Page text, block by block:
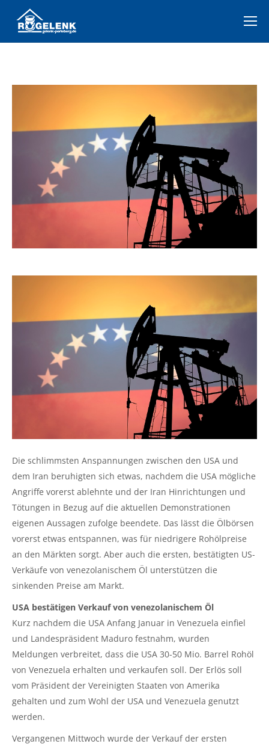
Die schlimmsten Anspannungen zwischen den USA und
dem Iran beruhigten sich etwas, nachdem die USA mögliche
Angriffe vorerst ablehnte und der Iran Hinrichtungen und
Tötungen in Bezug auf die aktuellen Demonstrationen
eigenen Aussagen zufolge beendete. Das lässt die Ölbörsen
vorerst etwas entspannen, was für niedrigere Rohölpreise
an den Märkten sorgt. Aber auch die ersten, bestätigten US-
Verkäufe von venezolanischem Öl unterstützen die
sinkenden Preise am Markt.
USA bestätigen Verkauf von venezolanischem Öl
Kurz nachdem die USA Anfang Januar in Venezuela einfiel
und Landespräsident Maduro festnahm, wurden
Meldungen verbreitet, dass die USA 30-50 Mio. Barrel Rohöl
von Venezuela erhalten und verkaufen soll. Der Erlös soll
vom Präsident der Vereinigten Staaten von Amerika
gehalten und zum Wohl der USA und Venezuela genutzt
werden.
Vergangenen Mittwoch wurde der Verkauf der ersten